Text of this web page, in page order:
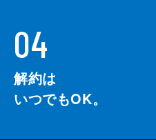
04
解約は
いつでもOK。